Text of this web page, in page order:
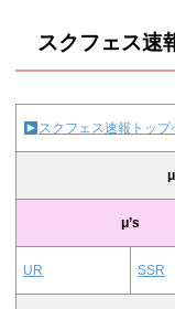
スクフェス速
スクフェス速報トップ
μ’s
UR SSR